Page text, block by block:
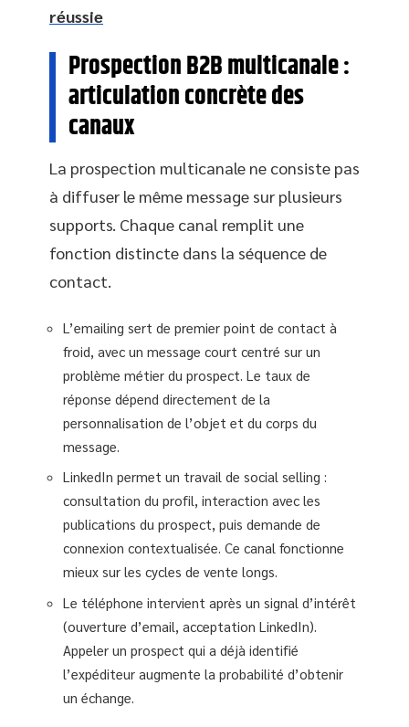
réussie
Prospection B2B multicanale :
articulation concrète des
canaux
La prospection multicanale ne consiste pas
à diffuser le même message sur plusieurs
supports. Chaque canal remplit une
fonction distincte dans la séquence de
contact.
L’emailing sert de premier point de contact à
froid, avec un message court centré sur un
problème métier du prospect. Le taux de
réponse dépend directement de la
personnalisation de l’objet et du corps du
message.
LinkedIn permet un travail de social selling :
consultation du profil, interaction avec les
publications du prospect, puis demande de
connexion contextualisée. Ce canal fonctionne
mieux sur les cycles de vente longs.
Le téléphone intervient après un signal d’intérêt
(ouverture d’email, acceptation LinkedIn).
Appeler un prospect qui a déjà identifié
l’expéditeur augmente la probabilité d’obtenir
un échange.